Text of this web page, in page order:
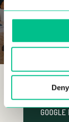
GOOGLE